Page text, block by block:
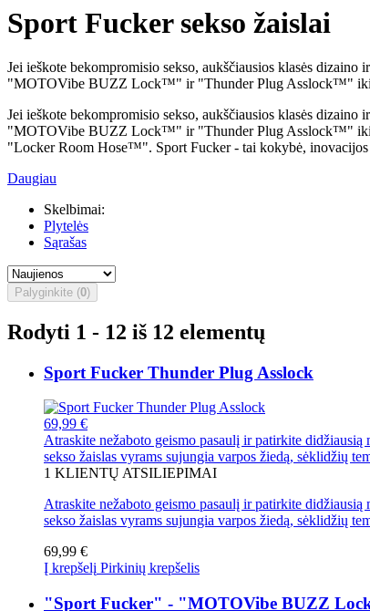
Sport Fucker sekso žaislai
Jei ieškote bekompromisio sekso, aukščiausios klasės
"MOTOVibe BUZZ Lock™" ir "Thunder Plug Asslock™"
Jei ieškote bekompromisio sekso, aukščiausios klasės
"MOTOVibe BUZZ Lock™" ir "Thunder Plug Asslock™" iki
"Locker Room Hose™". Sport Fucker - tai kokybė, inovacijos
Daugiau
Skelbimai:
Plytelės
Sąrašas
Palyginkite (0)
Rodyti 1 - 12 iš 12 elementų
Sport Fucker Thunder Plug Asslock
69,99 €
Atraskite nežaboto geismo pasaulį ir patirkite
sekso žaislas vyrams sujungia varpos žiedą, sėklidžių
1 KLIENTŲ ATSILIEPIMAI
Atraskite nežaboto geismo pasaulį ir patirkite
sekso žaislas vyrams sujungia varpos žiedą, sėklidžių
69,99 €
Į krepšelį Pirkinių krepšelis
"Sport Fucker" - "MOTOVibe BUZZ